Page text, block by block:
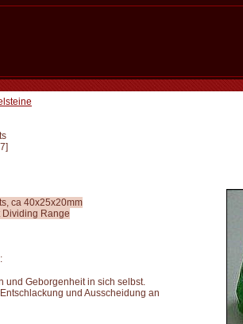
]
ca 40x25x20mm
Dividing Range
:
und Geborgenheit in sich selbst.
und Ausscheidung an